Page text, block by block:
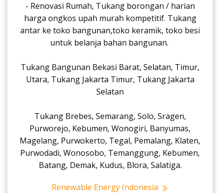
- Renovasi Rumah, Tukang borongan / harian
harga ongkos upah murah kompetitif. Tukang
antar ke toko bangunan,toko keramik, toko besi
untuk belanja bahan bangunan.
Tukang Bangunan Bekasi Barat, Selatan, Timur,
Utara, Tukang Jakarta Timur, Tukang Jakarta
Selatan
Tukang Brebes, Semarang, Solo, Sragen,
Purworejo, Kebumen, Wonogiri, Banyumas,
Magelang, Purwokerto, Tegal, Pemalang, Klaten,
Purwodadi, Wonosobo, Temanggung, Kebumen,
Batang, Demak, Kudus, Blora, Salatiga.
Renewable Energy Indonesia